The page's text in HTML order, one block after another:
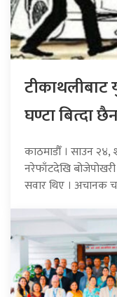
घण्टा बित्दा
काठमाडौँ । साउन २४,
नरेफाँटदेखि
सवार थिए । अचानक